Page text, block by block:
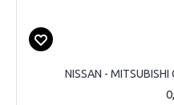
NISSAN -